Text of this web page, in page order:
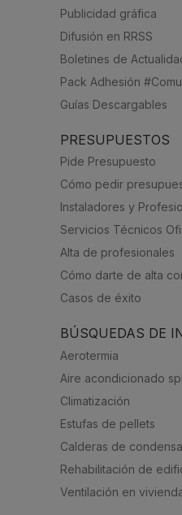
Publicidad gráfica
Difusión en RRSS
Boletines de
Pack Adhesión
Guías Descargables
PRESUPUESTOS
Pide Presupuesto
Cómo pedir
Instaladores y
Servicios Técnicos
Alta de profesionales
Cómo darte de alta
Casos de éxito
BÚSQUEDAS DE
Aerotermia
Aire acondicionado
Climatización
Estufas de pellets
Calderas de
Rehabilitación de
Ventilación en